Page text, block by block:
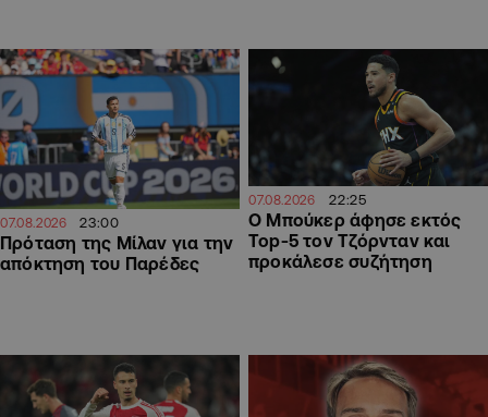
07.08.2026 23:00
Πρόταση της Μίλαν για την
απόκτηση του Παρέδες
07.08.2026 22:25
Ο Μπούκερ άφησε εκτός
Top-5 τον Τζόρνταν και
προκάλεσε συζήτηση